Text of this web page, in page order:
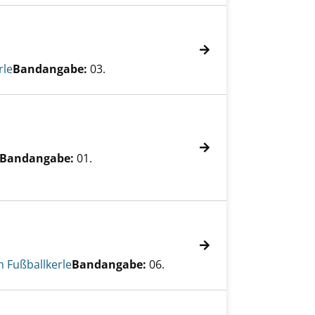
Bandangabe: 03.
Bandangabe: 01.
FußballkerleBandangabe: 06.